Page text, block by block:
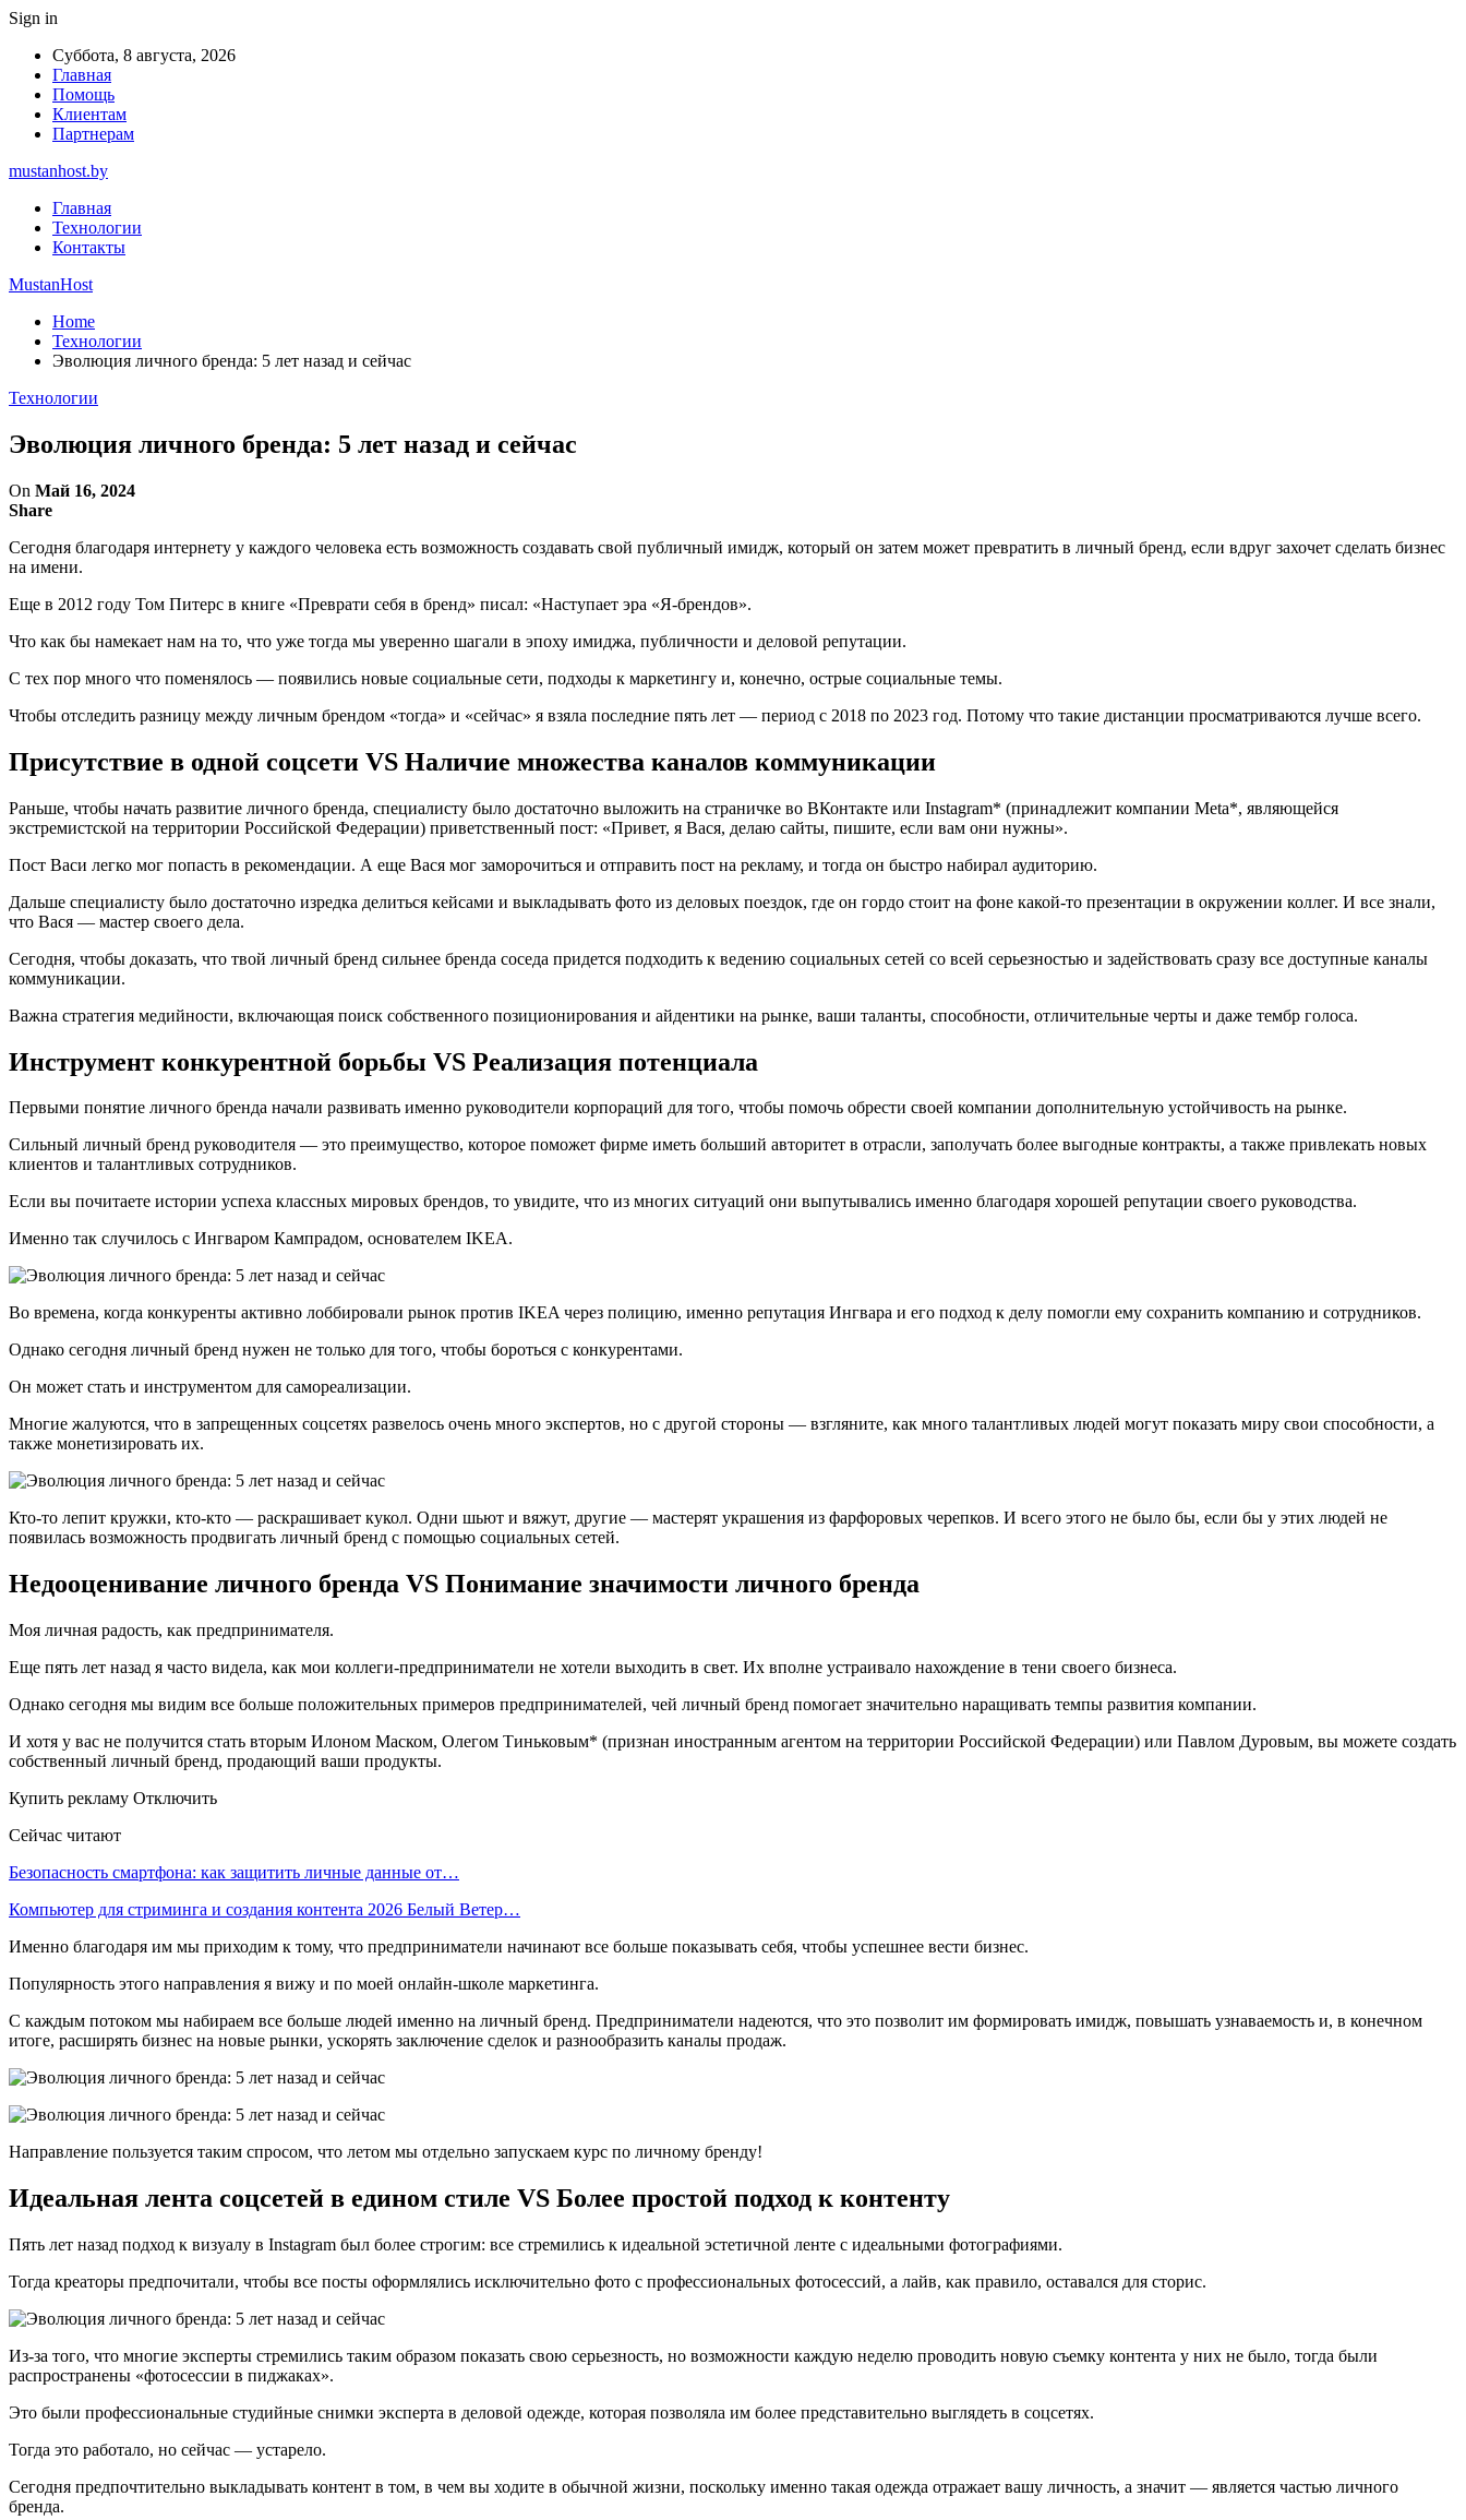
Sign in
Суббота, 8 августа, 2026
Главная
Помощь
Клиентам
Партнерам
mustanhost.by
Главная
Технологии
Контакты
MustanHost
Home
Технологии
Эволюция личного бренда: 5 лет назад и сейчас
Технологии
Эволюция личного бренда: 5 лет назад и сейчас
On Май 16, 2024
Share
Сегодня благодаря интернету у каждого человека есть возможность создавать свой публичный имидж, который он затем может превратить в личный бренд, если вдруг захочет сделать бизнес
на имени.
Еще в 2012 году Том Питерс в книге «Преврати себя в бренд» писал: «Наступает эра «Я-брендов».
Что как бы намекает нам на то, что уже тогда мы уверенно шагали в эпоху имиджа, публичности и деловой репутации.
С тех пор много что поменялось — появились новые социальные сети, подходы к маркетингу и, конечно, острые социальные темы.
Чтобы отследить разницу между личным брендом «тогда» и «сейчас» я взяла последние пять лет — период с 2018 по 2023 год. Потому что такие дистанции просматриваются лучше всего.
Присутствие в одной соцсети VS Наличие множества каналов коммуникации
Раньше, чтобы начать развитие личного бренда, специалисту было достаточно выложить на страничке во ВКонтакте или Instagram* (принадлежит компании Meta*, являющейся
экстремистской на территории Российской Федерации) приветственный пост: «Привет, я Вася, делаю сайты, пишите, если вам они нужны».
Пост Васи легко мог попасть в рекомендации. А еще Вася мог заморочиться и отправить пост на рекламу, и тогда он быстро набирал аудиторию.
Дальше специалисту было достаточно изредка делиться кейсами и выкладывать фото из деловых поездок, где он гордо стоит на фоне какой-то презентации в окружении коллег. И все знали,
что Вася — мастер своего дела.
Сегодня, чтобы доказать, что твой личный бренд сильнее бренда соседа придется подходить к ведению социальных сетей со всей серьезностью и задействовать сразу все доступные каналы
коммуникации.
Важна стратегия медийности, включающая поиск собственного позиционирования и айдентики на рынке, ваши таланты, способности, отличительные черты и даже тембр голоса.
Инструмент конкурентной борьбы VS Реализация потенциала
Первыми понятие личного бренда начали развивать именно руководители корпораций для того, чтобы помочь обрести своей компании дополнительную устойчивость на рынке.
Сильный личный бренд руководителя — это преимущество, которое поможет фирме иметь больший авторитет в отрасли, заполучать более выгодные контракты, а также привлекать новых
клиентов и талантливых сотрудников.
Если вы почитаете истории успеха классных мировых брендов, то увидите, что из многих ситуаций они выпутывались именно благодаря хорошей репутации своего руководства.
Именно так случилось с Ингваром Кампрадом, основателем IKEA.
Во времена, когда конкуренты активно лоббировали рынок против IKEA через полицию, именно репутация Ингвара и его подход к делу помогли ему сохранить компанию и сотрудников.
Однако сегодня личный бренд нужен не только для того, чтобы бороться с конкурентами.
Он может стать и инструментом для самореализации.
Многие жалуются, что в запрещенных соцсетях развелось очень много экспертов, но с другой стороны — взгляните, как много талантливых людей могут показать миру свои способности, а
также монетизировать их.
Кто-то лепит кружки, кто-кто — раскрашивает кукол. Одни шьют и вяжут, другие — мастерят украшения из фарфоровых черепков. И всего этого не было бы, если бы у этих людей не
появилась возможность продвигать личный бренд с помощью социальных сетей.
Недооценивание личного бренда VS Понимание значимости личного бренда
Моя личная радость, как предпринимателя.
Еще пять лет назад я часто видела, как мои коллеги-предприниматели не хотели выходить в свет. Их вполне устраивало нахождение в тени своего бизнеса.
Однако сегодня мы видим все больше положительных примеров предпринимателей, чей личный бренд помогает значительно наращивать темпы развития компании.
И хотя у вас не получится стать вторым Илоном Маском, Олегом Тиньковым* (признан иностранным агентом на территории Российской Федерации) или Павлом Дуровым, вы можете создать
собственный личный бренд, продающий ваши продукты.
Купить рекламу Отключить
Сейчас читают
Безопасность смартфона: как защитить личные данные от…
Компьютер для стриминга и создания контента 2026 Белый Ветер…
Именно благодаря им мы приходим к тому, что предприниматели начинают все больше показывать себя, чтобы успешнее вести бизнес.
Популярность этого направления я вижу и по моей онлайн-школе маркетинга.
С каждым потоком мы набираем все больше людей именно на личный бренд. Предприниматели надеются, что это позволит им формировать имидж, повышать узнаваемость и, в конечном
итоге, расширять бизнес на новые рынки, ускорять заключение сделок и разнообразить каналы продаж.
Направление пользуется таким спросом, что летом мы отдельно запускаем курс по личному бренду!
Идеальная лента соцсетей в едином стиле VS Более простой подход к контенту
Пять лет назад подход к визуалу в Instagram был более строгим: все стремились к идеальной эстетичной ленте с идеальными фотографиями.
Тогда креаторы предпочитали, чтобы все посты оформлялись исключительно фото с профессиональных фотосессий, а лайв, как правило, оставался для сторис.
Из-за того, что многие эксперты стремились таким образом показать свою серьезность, но возможности каждую неделю проводить новую съемку контента у них не было, тогда были
распространены «фотосессии в пиджаках».
Это были профессиональные студийные снимки эксперта в деловой одежде, которая позволяла им более представительно выглядеть в соцсетях.
Тогда это работало, но сейчас — устарело.
Сегодня предпочтительно выкладывать контент в том, в чем вы ходите в обычной жизни, поскольку именно такая одежда отражает вашу личность, а значит — является частью личного
бренда.